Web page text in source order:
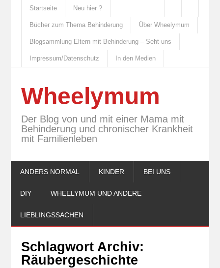
Startseite Neu hier ?
Bücher zum Thema Behinderung Über Wheelymum
Blogsammlung Eltern mit Behinderung – Seht uns
Impressum/Datenschutz In den Medien
Wheelymum
Der Blog von und mit einer Mama mit
Behinderung und chronischer Krankheit
mit Familienleben
ANDERS NORMAL KINDER BEI UNS
DIY WHEELYMUM UND ANDERE
LIEBLINGSSACHEN
Schlagwort Archiv:
Räubergeschichte